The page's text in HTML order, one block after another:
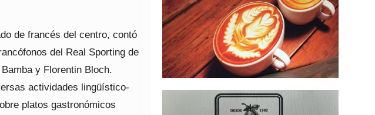
de francés del centro, contó
del Real Sporting de
y Florentin Bloch.
actividades lingüístico-
platos gastronómicos